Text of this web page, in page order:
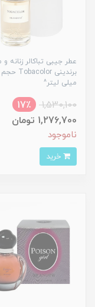
عطر جیبی تباکالر زنانه و
میلی لیتر^
1,530,100
17٪
1,276,700 تومان
ناموجود